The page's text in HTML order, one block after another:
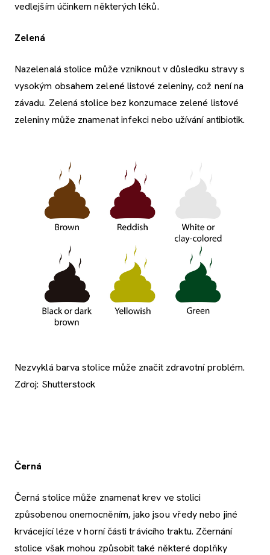
vedlejším účinkem některých léků.
Zelená
Nazelenalá stolice může vzniknout v důsledku stravy s
vysokým obsahem zelené listové zeleniny, což není na
závadu. Zelená stolice bez konzumace zelené listové
zeleniny může znamenat infekci nebo užívání antibiotik.
Nezvyklá barva stolice může značit zdravotní problém.
Zdroj: Shutterstock
Černá
Černá stolice může znamenat krev ve stolici
způsobenou onemocněním, jako jsou vředy nebo jiné
krvácející léze v horní části trávicího traktu. Zčernání
stolice však mohou způsobit také některé doplňky